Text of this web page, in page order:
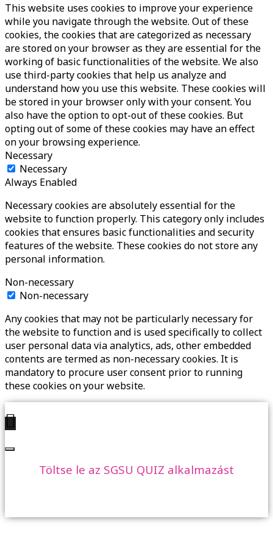
This website uses cookies to improve your experience
while you navigate through the website. Out of these
cookies, the cookies that are categorized as necessary
are stored on your browser as they are essential for the
working of basic functionalities of the website. We also
use third-party cookies that help us analyze and
understand how you use this website. These cookies will
be stored in your browser only with your consent. You
also have the option to opt-out of these cookies. But
opting out of some of these cookies may have an effect
on your browsing experience.
Necessary
Necessary
Always Enabled
Necessary cookies are absolutely essential for the
website to function properly. This category only includes
cookies that ensures basic functionalities and security
features of the website. These cookies do not store any
personal information.
Non-necessary
Non-necessary
Any cookies that may not be particularly necessary for
the website to function and is used specifically to collect
user personal data via analytics, ads, other embedded
contents are termed as non-necessary cookies. It is
mandatory to procure user consent prior to running
these cookies on your website.
Töltse le az SGSU QUIZ alkalmazást